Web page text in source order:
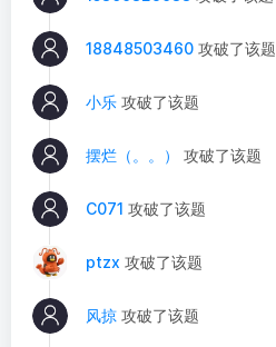
18848503460 攻破了该题
小乐 攻破了该题
摆烂（。。） 攻破了该题
C071 攻破了该题
ptzx 攻破了该题
风掠 攻破了该题